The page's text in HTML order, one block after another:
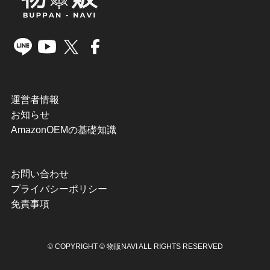
運営者情報
お知らせ
AmazonOEMの基礎知識
お問い合わせ
プライバシーポリシー
免責事項
©COPYRIGHT © 物販NAVI ALL RIGHTS RESERVED